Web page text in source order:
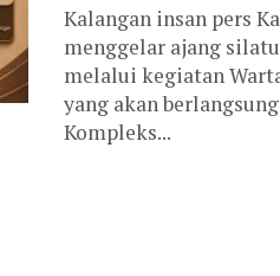
Kalangan insan pers
menggelar ajang
melalui kegiatan
yang akan
Kompleks...